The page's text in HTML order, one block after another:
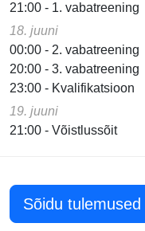
21:00 - 1. vabatreening
18. juuni
00:00 - 2. vabatreening
20:00 - 3. vabatreening
23:00 - Kvalifikatsioon
19. juuni
21:00 - Võistlussõit
Sõidu tulemused